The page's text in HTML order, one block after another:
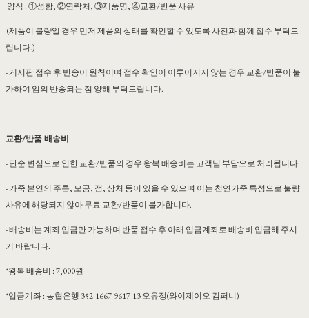
양식 : ①성함, ②연락처, ③제품명, ④교환/반품 사유
(제품이 불량일 경우 먼저 제품의 상태를 확인할 수 있도록 사진과 함께 접수 부탁드
립니다.)
- 게시판 접수 후 반송이 원칙이며 접수 확인이 이루어지지 않는 경우 교환/반품이 불
가하여 임의 반송되는 점 양해 부탁드립니다.
교환/반품 배송비
- 단순 변심으로 인한 교환/반품의 경우 왕복 배송비는 고객님 부담으로 처리됩니다.
- 가죽 본연의 주름, 모공, 점, 상처 등이 있을 수 있으며 이는 천연가죽 특성으로 불량
사유에 해당되지 않아 무료 교환/반품이 불가합니다.
- 배송비는 계좌 입금만 가능하며 반품 접수 후 아래 입금계좌로 배송비 입금해 주시
기 바랍니다.
*왕복 배송비 : 7,000원
*입금계좌 : 농협은행 352-1667-9617-13 오유정(와이제이오 컴퍼니)